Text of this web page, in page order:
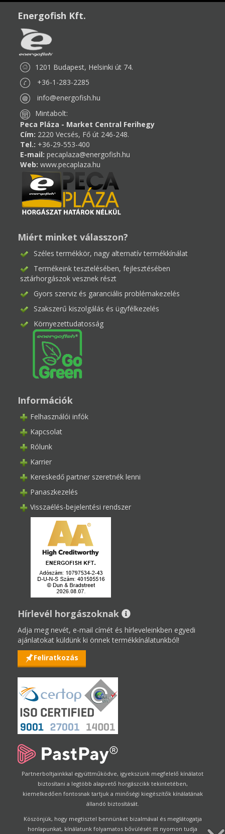
Energofish Kft.
1201 Budapest, Helsinki út 74.
+36-1-283-2285
info@energofish.hu
Mintabolt:
Peca Pláza - Market Central Ferihegy
Cím: 2220 Vecsés, Fő út 246-248.
Tel.: +36-29-553-400
E-mail: pecaplaza@energofish.hu
Web: www.pecaplaza.hu
Miért minket válasszon?
Széles termékkör, nagy alternatív termékkínálat
Termékeink tesztelésében, fejlesztésében
sztárhorgászok vesznek részt
Gyors szerviz és garanciális problémakezelés
Szakszerű kiszolgálás és ügyfélkezelés
Környezettudatosság
Információk
Felhasználói infók
Kapcsolat
Rólunk
Karrier
Kereskedő partner szeretnék lenni
Panaszkezelés
Visszaélés-bejelentési rendszer
Hírlevél horgászoknak
Adja meg nevét, e-mail címét és hírleveleinkben egyedi
ajánlatokat küldünk ki önnek termékkínálatunkból!
Feliratkozás
Partnerboltjainkkal együttműködve, igyekszünk megfelelő kínálatot
biztosítani a legtöbb alapvető horgászcikk tekintetében,
kiemelkedően fontosnak tartjuk a minőségi kiegészítők kínálatának
állandó biztosítását.
Köszönjük, hogy megtisztel bennünket bizalmával és meglátogatja
honlapunkat, kínálatunk folyamatos bővülését itt nyomon tudja